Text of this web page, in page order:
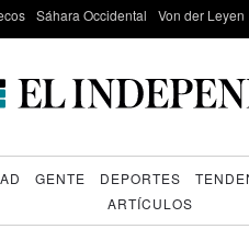
Sáhara Occidental Von der Leyen
GENTE DEPORTES
ARTÍCULOS